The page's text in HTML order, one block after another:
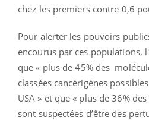
chez les premiers contre 0,6
Pour alerter les pouvoirs
encourus par ces populations,
que « plus de 45% des
classées cancérigènes
USA » et que « plus de 36%
sont suspectées d’être des